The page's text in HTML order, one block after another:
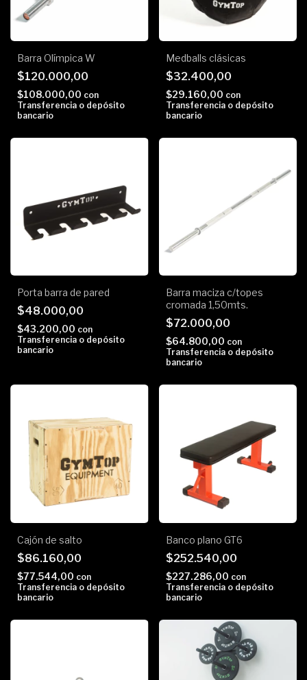
Barra Olímpica W
$120.000,00
$108.000,00 con
Transferencia o depósito
bancario
Medballs clásicas
$32.400,00
$29.160,00 con
Transferencia o depósito
bancario
Porta barra de pared
$48.000,00
$43.200,00 con
Transferencia o depósito
bancario
Barra maciza c/topes
cromada 1,50mts.
$72.000,00
$64.800,00 con
Transferencia o depósito
bancario
Cajón de salto
$86.160,00
$77.544,00 con
Transferencia o depósito
bancario
Banco plano GT6
$252.540,00
$227.286,00 con
Transferencia o depósito
bancario